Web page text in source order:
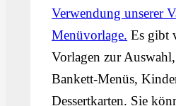
Verwendung unserer
Menüvorlage. Es gibt
Vorlagen zur
Bankett-Menüs,
Dessertkarten. Sie